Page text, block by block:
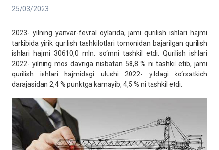
25/03/2023
2023- yilning yanvar-fevral oylarida, jami qurilish ishlari hajmi
tarkibida yirik qurilish tashkilotlari tomonidan bajarilgan qurilish
ishlari hajmi 30610,0 mln. so‘mni tashkil etdi. Qurilish ishlari
2022- yilning mos davriga nisbatan 58,8 % ni tashkil etib, jami
qurilish ishlari hajmidagi ulushi 2022- yildagi ko‘rsatkich
darajasidan 2,4 % punktga kamayib, 4,5 % ni tashkil etdi.